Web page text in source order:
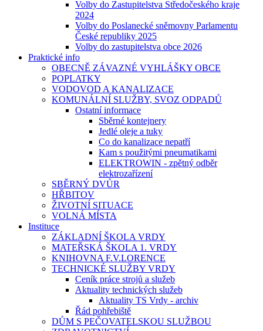
Volby do Zastupitelstva Středočeského kraje
2024
Volby do Poslanecké sněmovny Parlamentu
České republiky 2025
Volby do zastupitelstva obce 2026
Praktické info
OBECNĚ ZÁVAZNÉ VYHLÁŠKY OBCE
POPLATKY
VODOVOD A KANALIZACE
KOMUNÁLNÍ SLUŽBY, SVOZ ODPADŮ
Ostatní informace
Sběrné kontejnery
Jedlé oleje a tuky
Co do kanalizace nepatří
Kam s použitými pneumatikami
ELEKTROWIN - zpětný odběr
elektrozařízení
SBĚRNÝ DVŮR
HŘBITOV
ŽIVOTNÍ SITUACE
VOLNÁ MÍSTA
Instituce
ZÁKLADNÍ ŠKOLA VRDY
MATEŘSKÁ ŠKOLA 1. VRDY
KNIHOVNA F.V.LORENCE
TECHNICKÉ SLUŽBY VRDY
Ceník práce strojů a služeb
Aktuality technických služeb
Aktuality TS Vrdy - archiv
Řád pohřebiště
DŮM S PEČOVATELSKOU SLUŽBOU